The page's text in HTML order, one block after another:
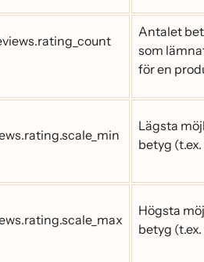
Antalet
som
för en
Lägsta
betyg (t.ex.
Högsta
betyg (t.ex.